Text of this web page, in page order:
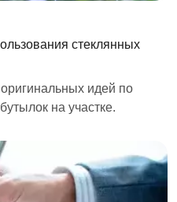
стеклянных
идей по
на участке.